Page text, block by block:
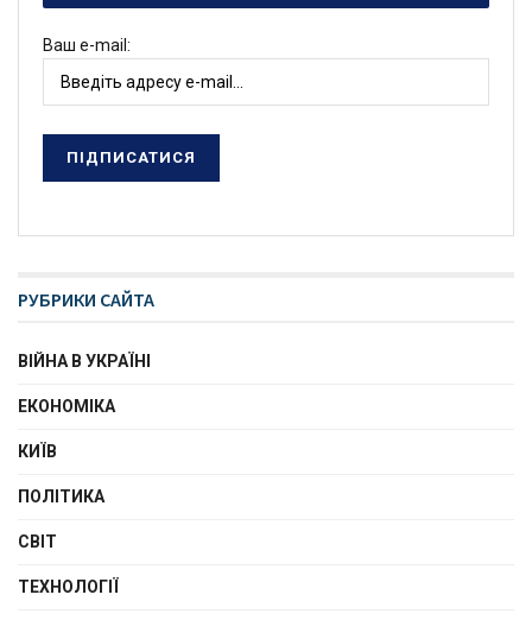
Ваш e-mail:
РУБРИКИ САЙТА
ВІЙНА В УКРАЇНІ
ЕКОНОМІКА
КИЇВ
ПОЛІТИКА
СВІТ
ТЕХНОЛОГІЇ